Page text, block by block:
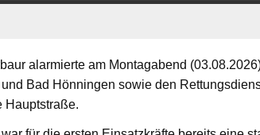
alarmierte am Montagabend
Bad Hönningen sowie den
Hauptstraße.